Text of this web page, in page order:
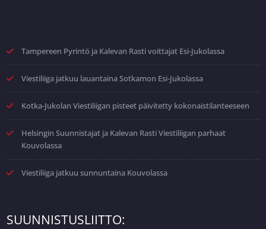
Tampereen Pyrintö ja Kalevan Rasti voittajat Esi-Jukolassa
Viestiliiga jatkuu lauantaina Sotkamon Esi-Jukolassa
Kotka-Jukolan Viestiliigan pisteet päivitetty kokonaistilanteeseen
Helsingin Suunnistajat ja Kalevan Rasti Viestiliigan parhaat
Kouvolassa
Viestiliiga jatkuu sunnuntaina Kouvolassa
SUUNNISTUSLIITTO: